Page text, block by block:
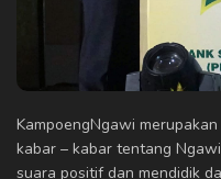
KampoengNgawi
kabar – kabar tentang
suara positif dan mendidik